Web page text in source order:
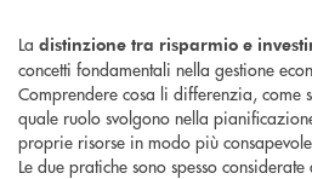
La distinzione tra risparmio e
concetti fondamentali nella gestione
Comprendere cosa li differenzia, come
quale ruolo svolgono nella
proprie risorse in modo più
Le due pratiche sono spesso